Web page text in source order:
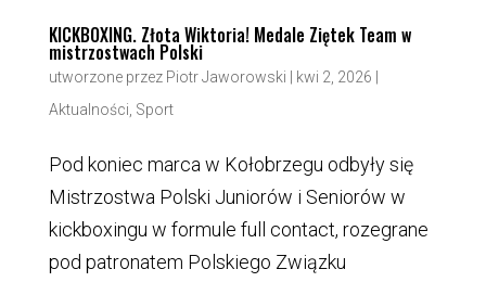
KICKBOXING. Złota Wiktoria! Medale Ziętek Team w
mistrzostwach Polski
utworzone przez Piotr Jaworowski kwi 2, 2026
Aktualności Sport
Pod koniec marca w Kołobrzegu odbyły się
Mistrzostwa Polski Juniorów i Seniorów w
kickboxingu w formule full contact, rozegrane
pod patronatem Polskiego Związku